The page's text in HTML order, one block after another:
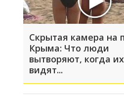
Скрытая камера на
Крыма: Что люди
вытворяют, когда
видят...